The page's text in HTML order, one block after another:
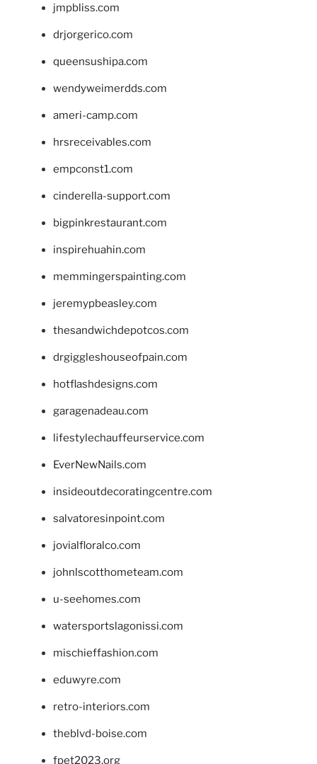
jmpbliss.com
drjorgerico.com
queensushipa.com
wendyweimerdds.com
ameri-camp.com
hrsreceivables.com
empconst1.com
cinderella-support.com
bigpinkrestaurant.com
inspirehuahin.com
memmingerspainting.com
jeremypbeasley.com
thesandwichdepotcos.com
drgiggleshouseofpain.com
hotflashdesigns.com
garagenadeau.com
lifestylechauffeurservice.com
EverNewNails.com
insideoutdecoratingcentre.com
salvatoresinpoint.com
jovialfloralco.com
johnlscotthometeam.com
u-seehomes.com
watersportslagonissi.com
mischieffashion.com
eduwyre.com
retro-interiors.com
theblvd-boise.com
fpet2023.org